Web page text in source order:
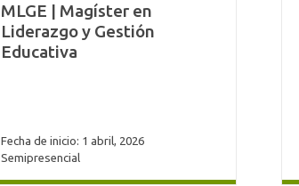
MLGE | Magíster en
Liderazgo y Gestión
Educativa
Fecha de inicio: 1 abril, 2026
Semipresencial